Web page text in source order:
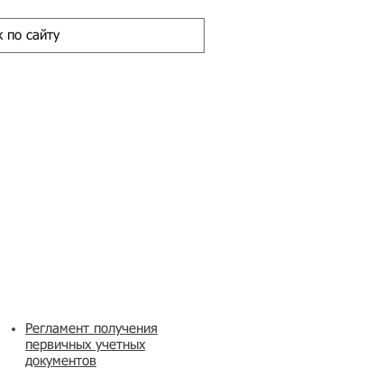
Регламент получения
первичных учетных
документов